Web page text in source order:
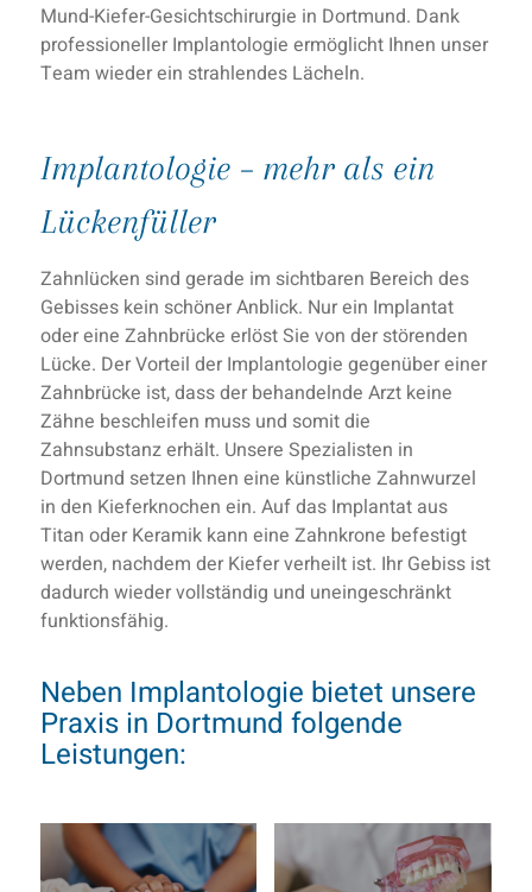
Mund-Kiefer-Gesichtschirurgie in Dortmund. Dank
professioneller Implantologie ermöglicht Ihnen unser
Team wieder ein strahlendes Lächeln.
Implantologie – mehr als ein
Lückenfüller
Zahnlücken sind gerade im sichtbaren Bereich des
Gebisses kein schöner Anblick. Nur ein Implantat
oder eine Zahnbrücke erlöst Sie von der störenden
Lücke. Der Vorteil der Implantologie gegenüber einer
Zahnbrücke ist, dass der behandelnde Arzt keine
Zähne beschleifen muss und somit die
Zahnsubstanz erhält. Unsere Spezialisten in
Dortmund setzen Ihnen eine künstliche Zahnwurzel
in den Kieferknochen ein. Auf das Implantat aus
Titan oder Keramik kann eine Zahnkrone befestigt
werden, nachdem der Kiefer verheilt ist. Ihr Gebiss ist
dadurch wieder vollständig und uneingeschränkt
funktionsfähig.
Neben Implantologie bietet unsere
Praxis in Dortmund folgende
Leistungen: